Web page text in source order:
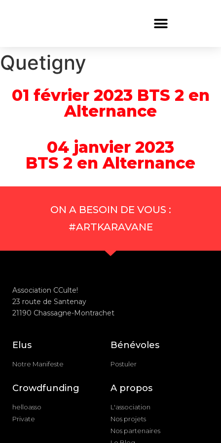
Quetigny
01 février 2023 BTS 2 en
Alternance
04 janvier 2023
BTS 2 en Alternance
ON A BESOIN DE VOUS :
#ARTKARAVANE
Association CCulte!
23 route de Santenay
21190 Chassagne-Montrachet
Elus
Notre Manifeste
Bénévoles
Postuler
Crowdfunding
helloasso
Private
A propos
L'association
Nos projets
Nos partenaires